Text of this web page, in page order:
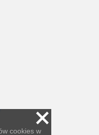
cookies w